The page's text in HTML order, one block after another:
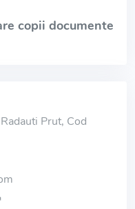
copii documente
Prut, Cod